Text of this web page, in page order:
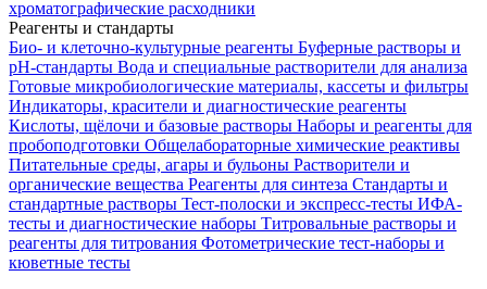
хроматографические расходники
Реагенты и стандарты
Био- и клеточно-культурные реагенты Буферные растворы и
pH-стандарты Вода и специальные растворители для анализа
Готовые микробиологические материалы, кассеты и фильтры
Индикаторы, красители и диагностические реагенты
Кислоты, щёлочи и базовые растворы Наборы и реагенты для
пробоподготовки Общелабораторные химические реактивы
Питательные среды, агары и бульоны Растворители и
органические вещества Реагенты для синтеза Стандарты и
стандартные растворы Тест-полоски и экспресс-тесты ИФА-
тесты и диагностические наборы Титровальные растворы и
реагенты для титрования Фотометрические тест-наборы и
кюветные тесты